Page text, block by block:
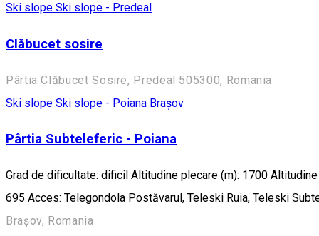
Ski slope Ski slope - Predeal
Clăbucet sosire
Pârtia Clăbucet Sosire, Predeal 505300, Romania
Ski slope Ski slope - Poiana Brașov
Pârtia Subteleferic - Poiana
Grad de dificultate: dificil Altitudine plecare (m): 1700
695 Acces: Telegondola Postăvarul, Teleski Ruia, Teleski
Brașov, Romania